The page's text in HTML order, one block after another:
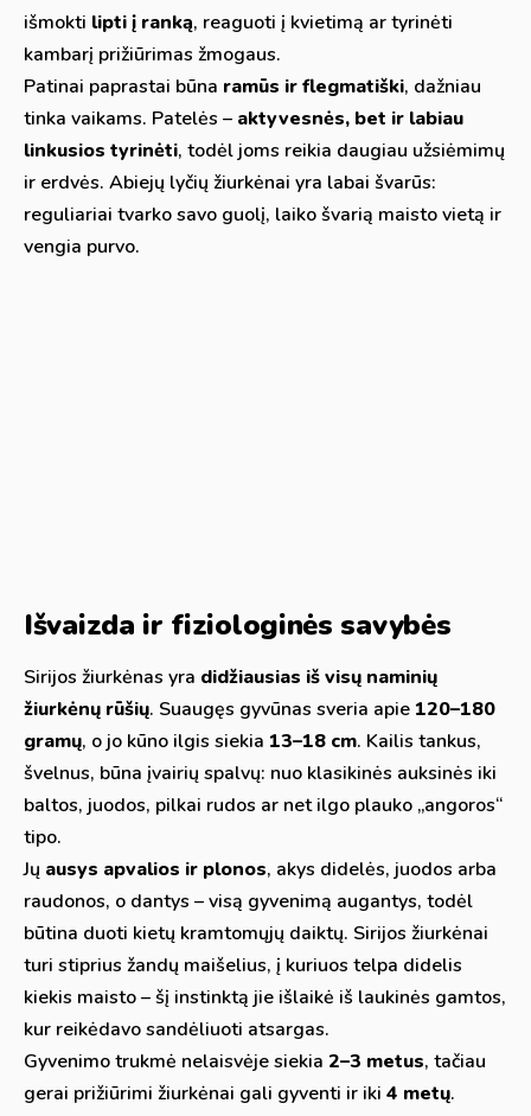
išmokti lipti į ranką, reaguoti į kvietimą ar tyrinėti
kambarį prižiūrimas žmogaus.
Patinai paprastai būna ramūs ir flegmatiški, dažniau
tinka vaikams. Patelės – aktyvesnės, bet ir labiau
linkusios tyrinėti, todėl joms reikia daugiau užsiėmimų
ir erdvės. Abiejų lyčių žiurkėnai yra labai švarūs:
reguliariai tvarko savo guolį, laiko švarią maisto vietą ir
vengia purvo.
Išvaizda ir fiziologinės savybės
Sirijos žiurkėnas yra didžiausias iš visų naminių
žiurkėnų rūšių. Suaugęs gyvūnas sveria apie120–180
gramų, o jo kūno ilgis siekia 13–18 cm. Kailis tankus,
švelnus, būna įvairių spalvų: nuo klasikinės auksinės iki
baltos, juodos, pilkai rudos ar net ilgo plauko „angoros“
tipo.
Jų ausys apvalios ir plonos, akys didelės, juodos arba
raudonos, o dantys – visą gyvenimą augantys, todėl
būtina duoti kietų kramtomųjų daiktų. Sirijos žiurkėnai
turi stiprius žandų maišelius, į kuriuos telpa didelis
kiekis maisto – šį instinktą jie išlaikė iš laukinės gamtos,
kur reikėdavo sandėliuoti atsargas.
Gyvenimo trukmė nelaisvėje siekia 2–3 metus, tačiau
gerai prižiūrimi žiurkėnai gali gyventi ir iki 4 metų.